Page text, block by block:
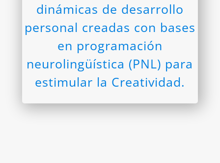
dinámicas de desarrollo
personal creadas con bases
en programación
neurolingüística (PNL) para
estimular la Creatividad.